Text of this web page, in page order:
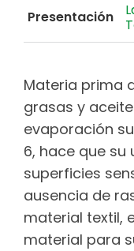
Presentación
Materia prima
grasas y
evaporación
6, hace que su
superficies
ausencia de
material textil,
material para